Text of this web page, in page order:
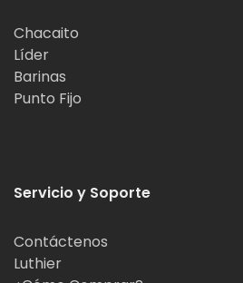
Chacaito
Líder
Barinas
Punto Fijo
Servicio y Soporte
Contáctenos
Luthier